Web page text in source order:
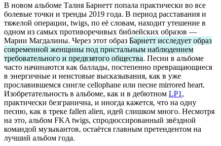
В новом альбоме Талия Барнетт попала практически во все
болевые точки и тренды 2019 года. В период расставания и
тяжелой операции, twigs, по её словам, находит утешение в
одном из самых противоречивых библейских образов —
Марии Магдалины. Через этот образ Барнетт исследует образ
современной женщины под пристальным наблюдением
требовательного и предвзятого общества. Песни в альбоме
часто начинаются как баллады, постепенно превращающиеся
в энергичные и неистовые высказывания, как в уже
прославившемся сингле cellophane или песне mirrored heart.
Изобретательность в альбоме, как и в дебютном LP1 ,
практически безгранична, и иногда кажется, что на одну
песню, как в треке fallen alien, идей слишком много. Несмотря
на это, альбом FKA twigs, спродюссированный звёздной
командой музыкантов, остаётся главным претендентом на
лучший альбом года.